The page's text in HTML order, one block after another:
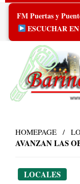
Skip
content
FM Puertas y
ESCUCHAR
HOMEPAGE
AVANZAN LAS
LOCALES